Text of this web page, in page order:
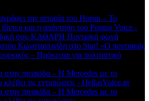
την ιστορία του Horon – Το
βίντεο και η απάντηση του Pontos Voice -
σου ΚΑΘΑΡΗ Ποντιακή φωνή
Κωνσταντινίδη στο Star! «Ο ποντιακός
– Πρόκειται για πολιτιστικό
στην πινακίδα – Η Mercedes με το
τις εντυπώσεις - HellasVoice.grστο
στην πινακίδα – Η Mercedes με το